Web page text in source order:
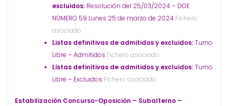
excluidos: Resolución del 25/03/2024 – DOE
NÚMERO 59 Lunes 25 de marzo de 2024 Fichero
asociado
Listas definitivas de admitidos y excluidos:Turno
Libre – Admitidos Fichero asociado
Listas definitivas de admitidos y excluidos:Turno
Libre – Excluidos Fichero asociado
Estabilización Concurso-Oposición – Subalterno –